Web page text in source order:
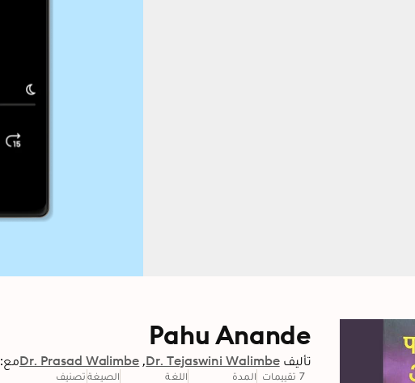
Pahu Anande
تأليف Dr. Tejaswini Walimbe
Dr. Prasad Walimbeمع:
7 تقييمات المدة اللغة الصيغةتصنيف